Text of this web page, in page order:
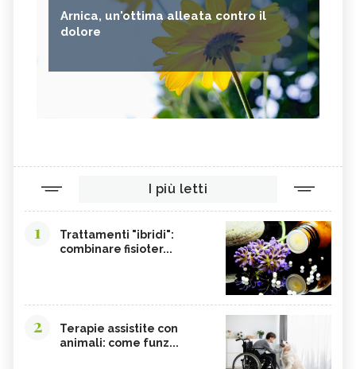
Arnica, un'ottima alleata contro il
dolore
I più letti
1
Trattamenti "ibridi":
combinare fisioter...
2
Terapie assistite con
animali: come funz...